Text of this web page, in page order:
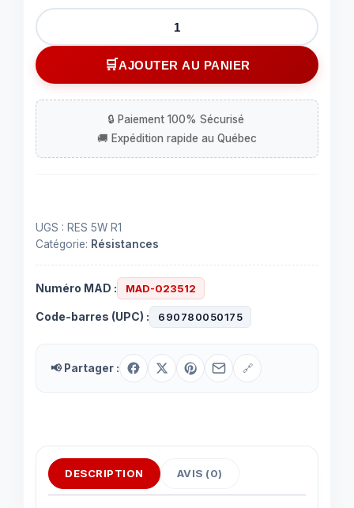
quantité
de
Résistance
0.1
ohm
5
Watts
AJOUTER AU PANIER
UGS : RES 5W R1
Catégorie: Résistances
Numéro MAD : MAD-023512
Code-barres (UPC) : 690780050175
📢 Partager : 🔗
DESCRIPTION AVIS (0)